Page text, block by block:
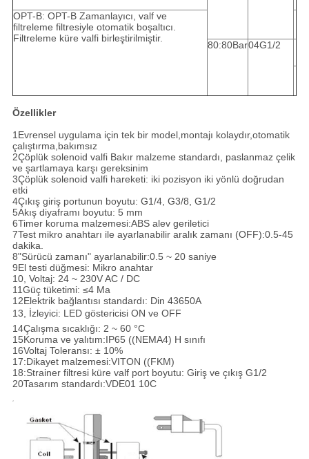
OPT-B: OPT-B Zamanlayıcı, valf ve
filtreleme filtresiyle otomatik boşaltıcı.
Filtreleme küre valfi birleştirilmiştir.
80:80Bar04G1/2
Özellikler
1Evrensel uygulama için tek bir model,montajı kolaydır,otomatik
çalıştırma,bakımsız
2Çöplük solenoid valfi Bakır malzeme standardı, paslanmaz çelik
ve şartlamaya karşı gereksinim
3Çöplük solenoid valfi hareketi: iki pozisyon iki yönlü doğrudan
etki
4Çıkış giriş portunun boyutu: G1/4, G3/8, G1/2
5Akış diyaframı boyutu: 5 mm
6Timer koruma malzemesi:ABS alev geriletici
7Test mikro anahtarı ile ayarlanabilir aralık zamanı (OFF):0.5-45
dakika.
8"Sürücü zamanı" ayarlanabilir:0.5 ~ 20 saniye
9El testi düğmesi: Mikro anahtar
10, Voltaj: 24 ~ 230V AC / DC
11Güç tüketimi: ≤4 Ma
12Elektrik bağlantısı standardı: Din 43650A
13, İzleyici: LED göstericisi ON ve OFF
14Çalışma sıcaklığı: 2 ~ 60 °C
15Koruma ve yalıtım:IP65 ((NEMA4) H sınıfı
16Voltaj Toleransı: ± 10%
17:Dikayet malzemesi:VITON ((FKM)
18:Strainer filtresi küre valf port boyutu: Giriş ve çıkış G1/2
20Tasarım standardı:VDE01 10C